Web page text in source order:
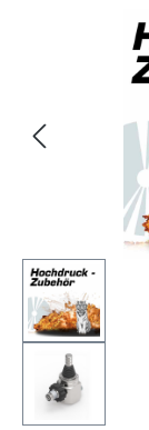
Bildergalerie